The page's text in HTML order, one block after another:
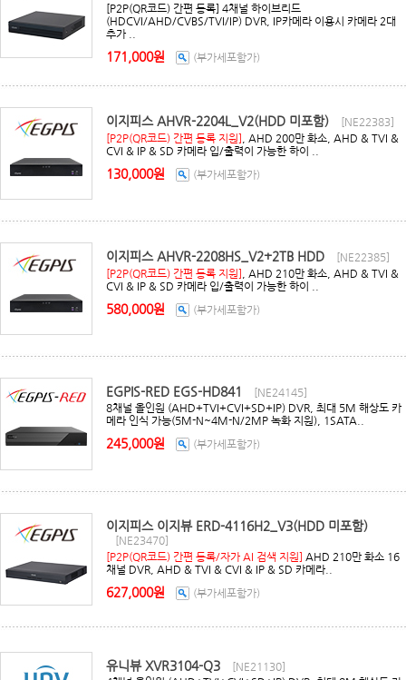
[P2P(QR코드) 간편 등록] 4채널 하이브리드
(HDCVI/AHD/CVBS/TVI/IP) DVR, IP카메라 이용시 카메라 2대
추가 ..
171,000원 (부가세포함가)
이지피스 AHVR-2204L_V2(HDD 미포함)
[NE22383]
[P2P(QR코드) 간편 등록 지원] , AHD 200만 화소, AHD & TVI &
CVI & IP & SD 카메라 입/출력이 가능한 하이 ..
130,000원 (부가세포함가)
이지피스 AHVR-2208HS_V2+2TB HDD
[NE22385]
[P2P(QR코드) 간편 등록 지원] , AHD 210만 화소, AHD & TVI &
CVI & IP & SD 카메라 입/출력이 가능한 하이 ..
580,000원 (부가세포함가)
EGPIS-RED EGS-HD841
[NE24145]
8채널 올인원 (AHD+TVI+CVI+SD+IP) DVR, 최대 5M 해상도 카
메라 인식 가능(5M-N~4M-N/2MP 녹화 지원), 1SATA..
245,000원 (부가세포함가)
이지피스 이지뷰 ERD-4116H2_V3(HDD 미포함)
[NE23470]
[P2P(QR코드) 간편 등록/자가 AI 검색 지원] AHD 210만 화소 16
채널 DVR, AHD & TVI & CVI & IP & SD 카메라..
627,000원 (부가세포함가)
유니뷰 XVR3104-Q3
[NE21130]